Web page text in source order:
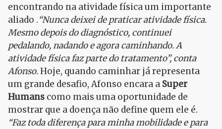
encontrando na atividade física um importante
aliado .“Nunca deixei de praticar atividade física.
Mesmo depois do diagnóstico, continuei
pedalando, nadando e agora caminhando. A
atividade física faz parte do tratamento”, conta
Afonso.Hoje, quando caminhar já representa
um grande desafio, Afonso encara a Super
Humans como mais uma oportunidade de
mostrar que a doença não define quem ele é.
“Faz toda diferença para minha mobilidade e para